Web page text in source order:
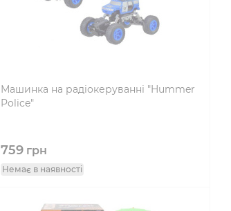
Машинка на радіокеруванні "Hummer
Police"
759грн
Немає в наявності